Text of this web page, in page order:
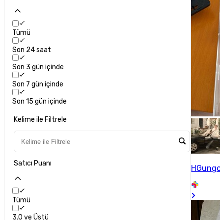
Tümü
Son 24 saat
Son 3 gün içinde
Son 7 gün içinde
Son 15 gün içinde
Kelime ile Filtrele
Satıcı Puanı
Tümü
3.0 ve Üstü